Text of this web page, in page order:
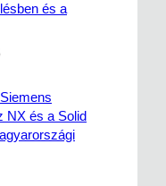
és a
NX és a Solid